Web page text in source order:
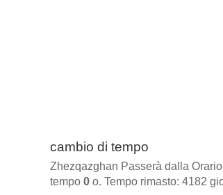
cambio di tempo
Zhezqazghan Passerà dalla
tempo 0 o. Tempo rimasto: 4182